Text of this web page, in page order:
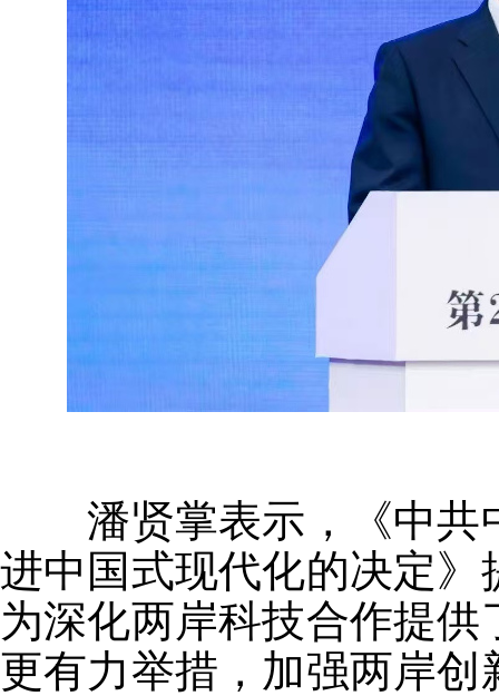
潘贤掌表示，《中共
进中国式现代化的决定
为深化两岸科技合作提
更有力举措，加强两岸